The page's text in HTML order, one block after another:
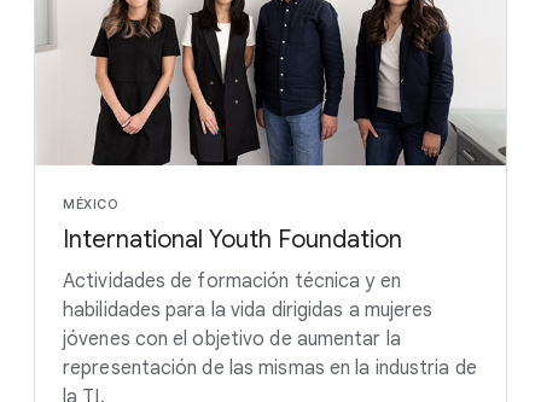
MÉXICO
International Youth Foundation
Actividades de formación técnica y en
habilidades para la vida dirigidas a mujeres
jóvenes con el objetivo de aumentar la
representación de las mismas en la industria de
la TI.